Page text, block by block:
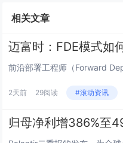
相关文章
2天前 29阅读 #滚动资讯